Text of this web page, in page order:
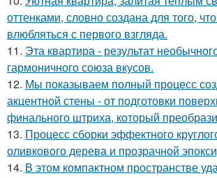
оттенками, словно создана для того,
влюбляться с первого взгляда.
11. Эта квартира - результат
гармоничного союза вкусов.
12. Мы показываем полный процесс
акцентной стены - от подготовки
финального штриха, который
13. Процесс сборки эффектного
оливкового дерева и прозрачной
14. В этом компактном пространстве